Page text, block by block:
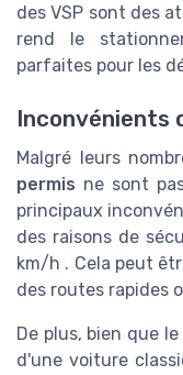
des VSP sont des
rend le
parfaites pour les
Inconvénients
Malgré leurs
permis ne sont
principaux
des raisons de
km/h . Cela peut
des routes rapides
De plus, bien que le
d'une voiture